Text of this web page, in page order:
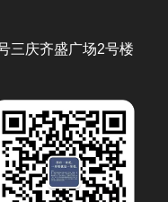
三庆齐盛广场2号楼